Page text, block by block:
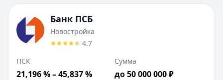
Банк ПСБ
Новостройка
4.7
ПСК
21,196 % – 45,837 %
Сумма
до 50 000 000 ₽